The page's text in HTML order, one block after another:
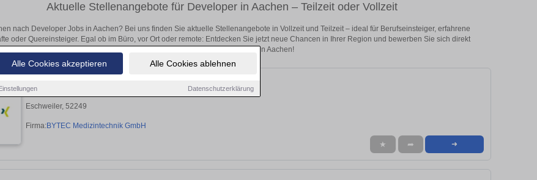
Alle Cookies akzeptieren Alle Cookies ablehnen
Datenschutzerklärung
Aktuelle Stellenangebote für Developer in Aachen – Teilzeit oder Vollzeit
nach Developer Jobs in Aachen? Bei uns finden Sie aktuelle Stellenangebote in Vollzeit und Teilzeit – ideal für Berufseinsteiger, erfahrene
oder Quereinsteiger. Egal ob im Büro, vor Ort oder remote: Entdecken Sie jetzt neue Chancen in Ihrer Region und bewerben Sie sich direkt
auf passende Developer-Stellen in Aachen!
Teamleiter Hardware-Entwicklung (m/w/d)
Eschweiler, 52249
Firma:BYTEC Medizintechnik GmbH
★ ➦ ➜